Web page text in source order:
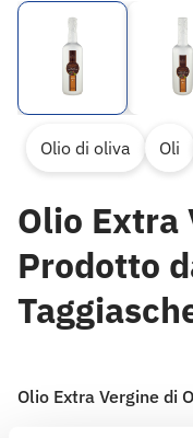
Olio di oliva Oli
Olio Extra
Prodotto
Olio Extra Vergine di